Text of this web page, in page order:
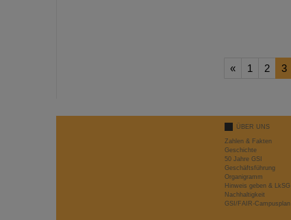
« 1 2 3
ÜBER UNS
Zahlen & Fakten
Geschichte
50 Jahre GSI
Geschäftsführung
Organigramm
Hinweis geben & LkSG
Nachhaltigkeit
GSI/FAIR-Campusplan